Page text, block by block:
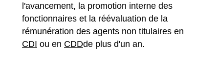
l'avancement, la promotion interne des
fonctionnaires et la réévaluation de la
rémunération des agents non titulaires en
CDI ou en CDDde plus d'un an.